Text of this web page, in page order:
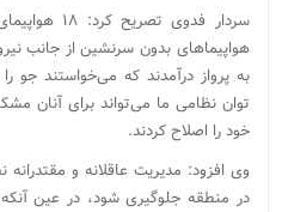
سردار فدوی
هواپیماهای بدون سرنشین از جانب
به پرواز درآمدند که می‌خواستند جو
توان نظامی ما می‌تواند برای آنان
خود را اصلاح کردند.
وی افزود: مدیریت عاقلانه و
در منطقه جلوگیری شود، در عین